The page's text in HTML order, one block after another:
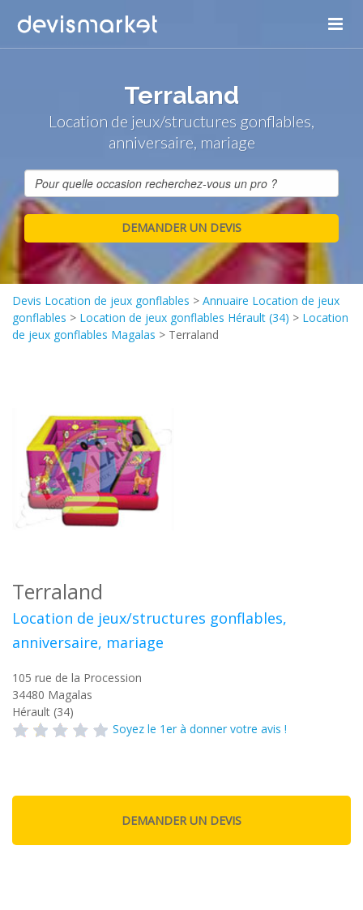
Terraland
Location de jeux/structures gonflables,
anniversaire, mariage
Devis Location de jeux gonflables > Annuaire Location de jeux
gonflables > Location de jeux gonflables Hérault (34) > Location
de jeux gonflables Magalas > Terraland
Terraland
Location de jeux/structures gonflables,
anniversaire, mariage
105 rue de la Procession
34480 Magalas
Hérault (34)
Soyez le 1er à donner votre avis !